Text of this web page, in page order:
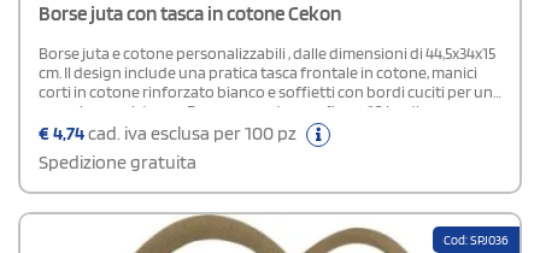
Borse juta con tasca in cotone Cekon
Borse juta e cotone personalizzabili , dalle dimensioni di 44,5x34x15
cm. Il design include una pratica tasca frontale in cotone, manici
corti in cotone rinforzato bianco e soffietti con bordi cuciti per una
maggiore resistenza. Possono sostenere fino a 10 kg di peso,
rendendole ideali come gadget pubblicitari per aziende e punti
€4,74cad. iva esclusa per 100 pz
Spedizione gratuita
Cod: SPJ036